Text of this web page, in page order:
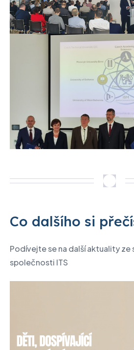
Co dalšího si
Podívejte se na další aktuality ze
společnosti ITS